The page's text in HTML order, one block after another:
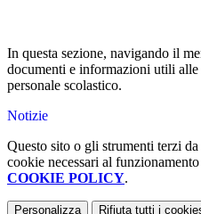
In questa sezione, navigando il
documenti e informazioni utili
personale scolastico.
Notizie
Questo sito o gli strumenti terzi
cookie necessari al
COOKIE POLICY.
Personalizza Rifiuta tutti i